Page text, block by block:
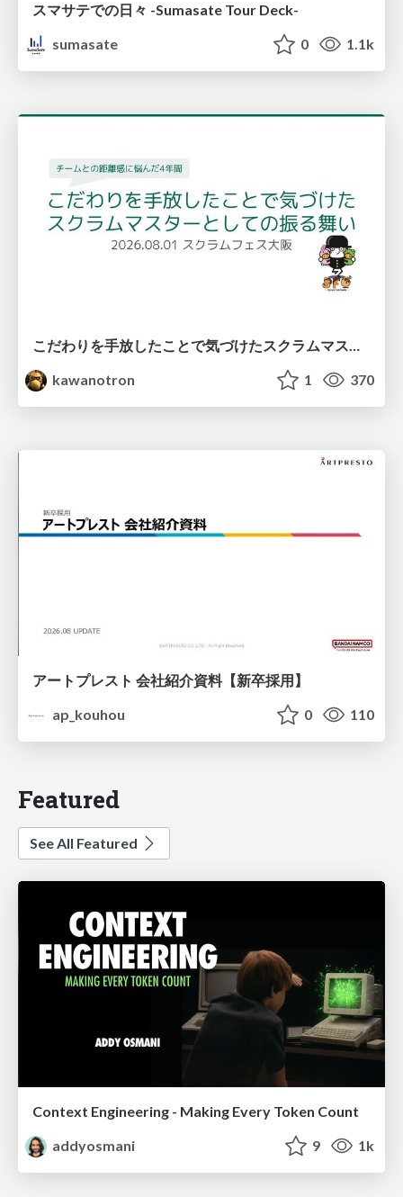
スマサテでの日々 -Sumasate Tour Deck-
sumasate
0 1.1k
kawanotron
1 370
アートプレスト 会社紹介資料【新卒採用】
ap_kouhou
0 110
Featured
See All Featured
Context Engineering - Making Every Token Count
addyosmani
9 1k